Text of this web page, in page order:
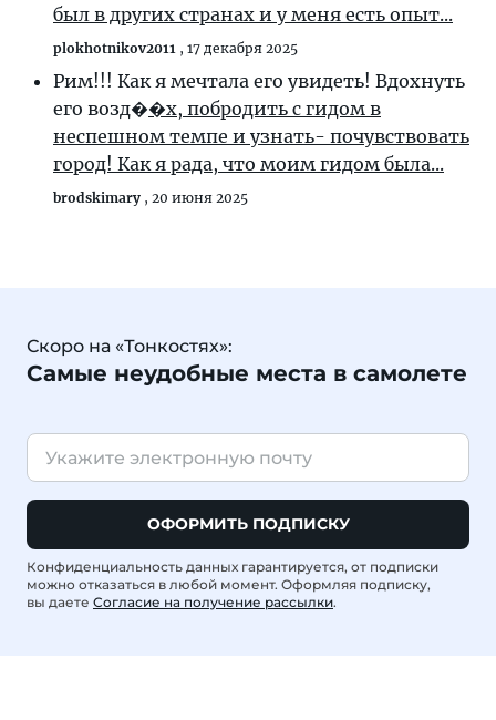
был в других странах и у меня есть опыт...
plokhotnikov2011 , 17 декабря 2025
Рим!!! Как я мечтала его увидеть! Вдохнуть
его возд��х, побродить с гидом в
неспешном темпе и узнать- почувствовать
город! Как я рада, что моим гидом была...
brodskimary , 20 июня 2025
Скоро на «Тонкостях»:
Самые неудобные места в самолете
ОФОРМИТЬ ПОДПИСКУ
Конфиденциальность данных гарантируется, от подписки
можно отказаться в любой момент. Оформляя подписку,
вы даете Согласие на получение рассылки.